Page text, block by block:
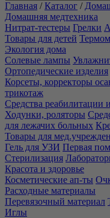
Главная /Каталог /
Домашняя медтехника
Нитрат-тестеры Грелки
Товары для детей
Экология дома
Солевые лампы
Ортопедические изделия
Корсеты, корректоры
трикотаж
Средства реабилитации
Ходунки, роляторы
для лежачих больных
Товары для
Гель для УЗИ Первая
Стерилизация
Красота и здоровье
Косметические ап-ты
Расходные материалы
Перевязочный материал
Иглы